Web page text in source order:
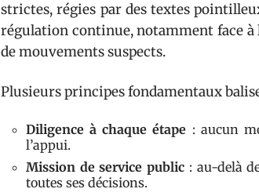
strictes, régies par des textes
régulation continue, notamment face
de mouvements suspects.
Plusieurs principes fondamentaux
Diligence à chaque étape : aucun
l’appui.
Mission de service public : au-delà
toutes ses décisions.